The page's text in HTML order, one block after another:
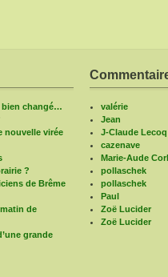
bien changé…
nouvelle virée
?
de Brême
de
grande
valérie
Jean
J-Claude Lecoq
cazenave
Marie-Aude
pollaschek
pollaschek
Paul
Zoë Lucider
Zoë Lucider